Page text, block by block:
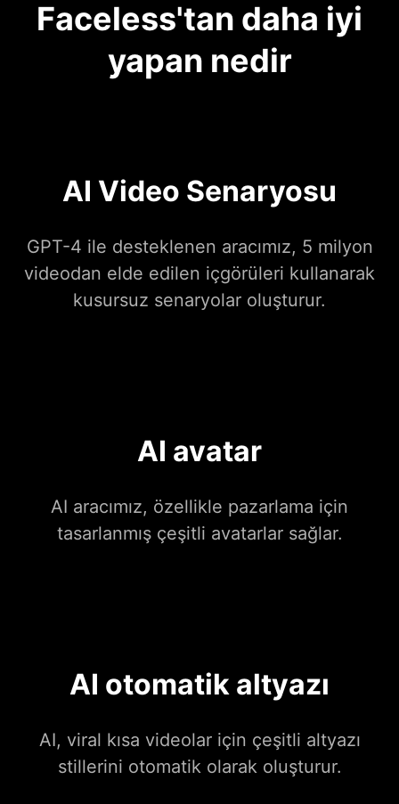
Faceless'tan daha iyi
yapan nedir
AI Video Senaryosu
GPT-4 ile desteklenen aracımız, 5 milyon
videodan elde edilen içgörüleri kullanarak
kusursuz senaryolar oluşturur.
AI avatar
AI aracımız, özellikle pazarlama için
tasarlanmış çeşitli avatarlar sağlar.
AI otomatik altyazı
AI, viral kısa videolar için çeşitli altyazı
stillerini otomatik olarak oluşturur.